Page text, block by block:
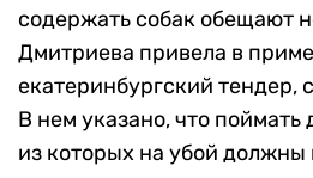
содержать собак обещают
Дмитриева привела в
екатеринбургский тендер,
В нем указано, что
из которых на убой должны